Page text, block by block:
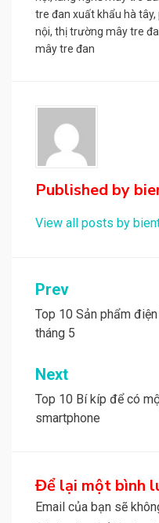
tre đan xuất khẩu hà tây,
nội, thị trường mây tre
mây tre đan
Published by
View all posts by
Điều
hướng
bài
viết
Prev
Top 10 Sản phẩm
tháng 5
Next
Top 10 Bí kíp để có
smartphone
Để lại một bình
Email của bạn sẽ